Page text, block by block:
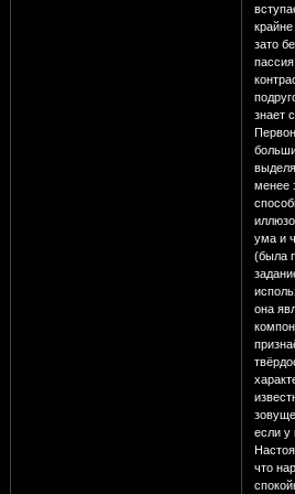
крайне
зато
знает
менее
ума и
(была
она
если у
что